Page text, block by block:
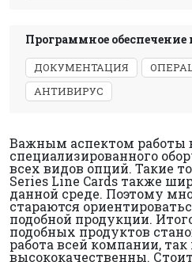
Программное
ДОКУМЕНТАЦИЯ
АНТИВИРУС
Важным аспектом работы
специализированного
всех видов опций. Такие
Series Line Cards также
данной среде. Поэтому
стараются
подобной продукции.
подобных продуктов
работа всей компании,
высококачественны.